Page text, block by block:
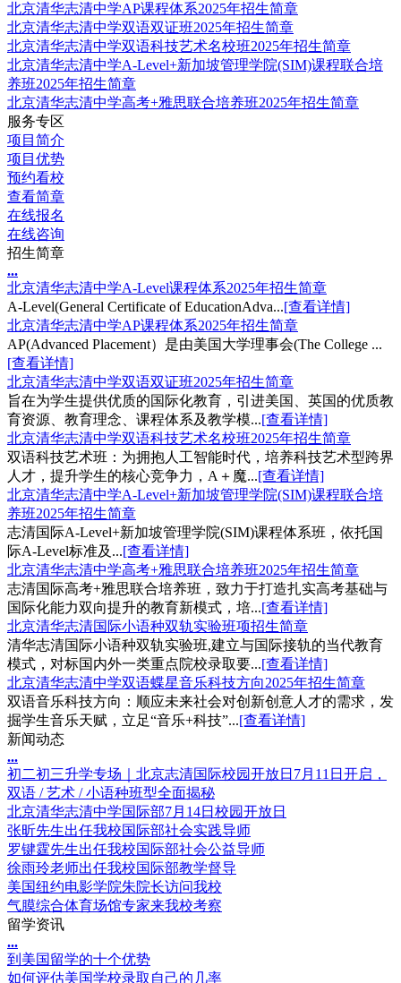
北京清华志清中学AP课程体系2025年招生简章
北京清华志清中学双语双证班2025年招生简章
北京清华志清中学双语科技艺术名校班2025年招生简章
北京清华志清中学A-Level+新加坡管理学院(SIM)课程联合培
养班2025年招生简章
北京清华志清中学高考+雅思联合培养班2025年招生简章
服务专区
项目简介
项目优势
预约看校
查看简章
在线报名
在线咨询
招生简章
...
北京清华志清中学A-Level课程体系2025年招生简章
A-Level(General Certificate of EducationAdva...[查看详情]
北京清华志清中学AP课程体系2025年招生简章
AP(Advanced Placement）是由美国大学理事会(The College ...
[查看详情]
北京清华志清中学双语双证班2025年招生简章
旨在为学生提供优质的国际化教育，引进美国、英国的优质教
育资源、教育理念、课程体系及教学模...[查看详情]
北京清华志清中学双语科技艺术名校班2025年招生简章
双语科技艺术班：为拥抱人工智能时代，培养科技艺术型跨界
人才，提升学生的核心竞争力，A＋魔...[查看详情]
北京清华志清中学A-Level+新加坡管理学院(SIM)课程联合培
养班2025年招生简章
志清国际A-Level+新加坡管理学院(SIM)课程体系班，依托国
际A-Level标准及...[查看详情]
北京清华志清中学高考+雅思联合培养班2025年招生简章
志清国际高考+雅思联合培养班，致力于打造扎实高考基础与
国际化能力双向提升的教育新模式，培...[查看详情]
北京清华志清国际小语种双轨实验班项招生简章
清华志清国际小语种双轨实验班,建立与国际接轨的当代教育
模式，对标国内外一类重点院校录取要...[查看详情]
北京清华志清中学双语蝶星音乐科技方向2025年招生简章
双语音乐科技方向：顺应未来社会对创新创意人才的需求，发
掘学生音乐天赋，立足“音乐+科技”...[查看详情]
新闻动态
...
初二初三升学专场｜北京志清国际校园开放日7月11日开启，
双语 / 艺术 / 小语种班型全面揭秘
北京清华志清中学国际部7月14日校园开放日
张昕先生出任我校国际部社会实践导师
罗键霆先生出任我校国际部社会公益导师
徐雨玲老师出任我校国际部教学督导
美国纽约电影学院朱院长访问我校
气膜综合体育场馆专家来我校考察
留学资讯
...
到美国留学的十个优势
如何评估美国学校录取自己的几率